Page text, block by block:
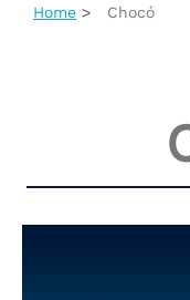
Home Chocó